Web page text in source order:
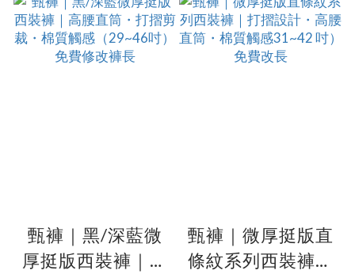
甄褲｜黑/深藍微
厚挺版西裝褲｜高
甄褲｜微厚挺版直
條紋系列西裝褲｜